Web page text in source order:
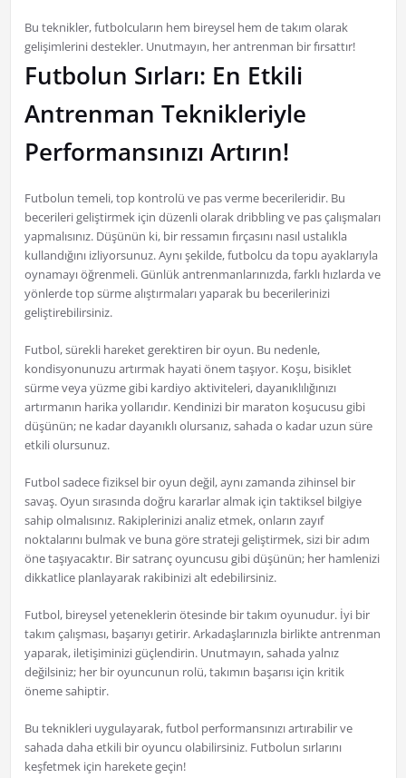
Bu teknikler, futbolcuların hem bireysel hem de takım olarak
gelişimlerini destekler. Unutmayın, her antrenman bir fırsattır!
Futbolun Sırları: En Etkili
Antrenman Teknikleriyle
Performansınızı Artırın!
Futbolun temeli, top kontrolü ve pas verme becerileridir. Bu
becerileri geliştirmek için düzenli olarak dribbling ve pas çalışmaları
yapmalısınız. Düşünün ki, bir ressamın fırçasını nasıl ustalıkla
kullandığını izliyorsunuz. Aynı şekilde, futbolcu da topu ayaklarıyla
oynamayı öğrenmeli. Günlük antrenmanlarınızda, farklı hızlarda ve
yönlerde top sürme alıştırmaları yaparak bu becerilerinizi
geliştirebilirsiniz.
Futbol, sürekli hareket gerektiren bir oyun. Bu nedenle,
kondisyonunuzu artırmak hayati önem taşıyor. Koşu, bisiklet
sürme veya yüzme gibi kardiyo aktiviteleri, dayanıklılığınızı
artırmanın harika yollarıdır. Kendinizi bir maraton koşucusu gibi
düşünün; ne kadar dayanıklı olursanız, sahada o kadar uzun süre
etkili olursunuz.
Futbol sadece fiziksel bir oyun değil, aynı zamanda zihinsel bir
savaş. Oyun sırasında doğru kararlar almak için taktiksel bilgiye
sahip olmalısınız. Rakiplerinizi analiz etmek, onların zayıf
noktalarını bulmak ve buna göre strateji geliştirmek, sizi bir adım
öne taşıyacaktır. Bir satranç oyuncusu gibi düşünün; her hamlenizi
dikkatlice planlayarak rakibinizi alt edebilirsiniz.
Futbol, bireysel yeteneklerin ötesinde bir takım oyunudur. İyi bir
takım çalışması, başarıyı getirir. Arkadaşlarınızla birlikte antrenman
yaparak, iletişiminizi güçlendirin. Unutmayın, sahada yalnız
değilsiniz; her bir oyuncunun rolü, takımın başarısı için kritik
öneme sahiptir.
Bu teknikleri uygulayarak, futbol performansınızı artırabilir ve
sahada daha etkili bir oyuncu olabilirsiniz. Futbolun sırlarını
keşfetmek için harekete geçin!